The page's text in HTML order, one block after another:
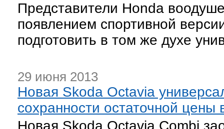
Представители Honda
появлением спортивной
подготовить в том же духе
29 июня 2013
Новая Skoda Octavia
сохранности остаточной цены
Новая Skoda Octavia Combi